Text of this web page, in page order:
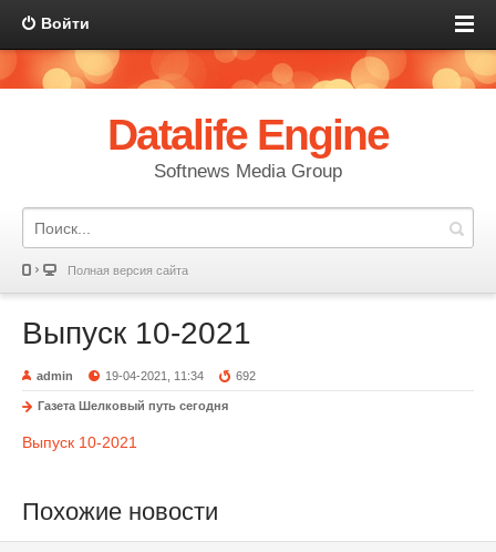
Войти
Datalife Engine
Softnews Media Group
Полная версия сайта
Выпуск 10-2021
admin 19-04-2021, 11:34 692
Газета Шелковый путь сегодня
Выпуск 10-2021
Похожие новости